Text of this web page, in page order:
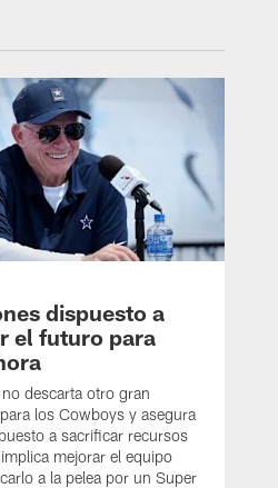
dispuesto a
el futuro para
descarta otro gran
los Cowboys y asegura
a sacrificar recursos
mejorar el equipo
a la pelea por un Super